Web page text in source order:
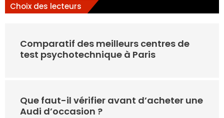
Choix des lecteurs
Comparatif des meilleurs centres de
test psychotechnique à Paris
Que faut-il vérifier avant d’acheter une
Audi d’occasion ?